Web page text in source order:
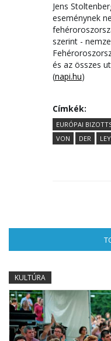
Jens
eseménynek
szerint -
és az összes
(napi.hu)
Címkék:
EURÓPAI
VON
DER
KULTÚRA